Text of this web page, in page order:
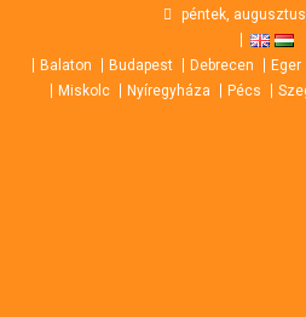
content
péntek,
Balaton Budapest Debrecen Eger
Miskolc
Nyíregyháza Pécs